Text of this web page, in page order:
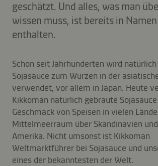
geschätzt. Und alles, was man
wissen muss, ist bereits in
enthalten.
Schon seit Jahrhunderten wird
Sojasauce zum Würzen in der
verwendet, vor allem in Japan. Heute
Kikkoman natürlich gebraute
Geschmack von Speisen in vielen
Mittelmeerraum über Skandinavien
Amerika. Nicht umsonst ist Kikkoman
Weltmarktführer bei Sojasauce und
eines der bekanntesten der Welt.